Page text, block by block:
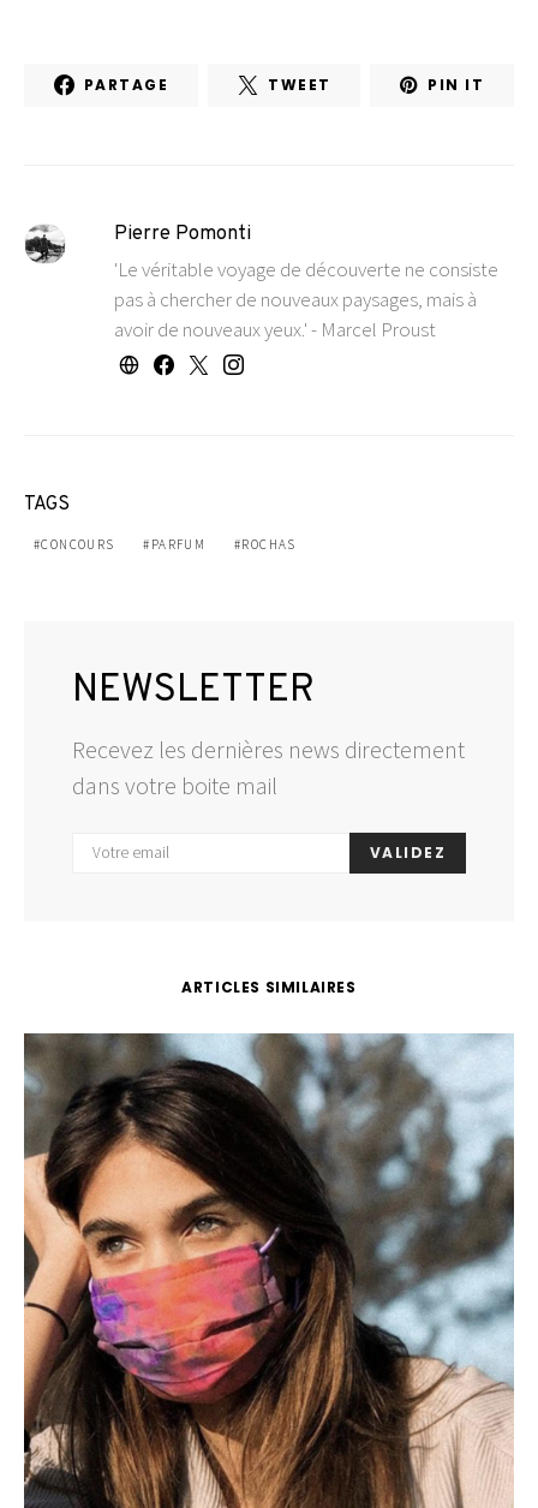
PARTAGE TWEET PIN IT
Pierre Pomonti
'Le véritable voyage de découverte ne consiste
pas à chercher de nouveaux paysages, mais à
avoir de nouveaux yeux.' - Marcel Proust
TAGS
CONCOURS PARFUM ROCHAS
NEWSLETTER
Recevez les dernières news directement
dans votre boite mail
VALIDEZ
ARTICLES SIMILAIRES